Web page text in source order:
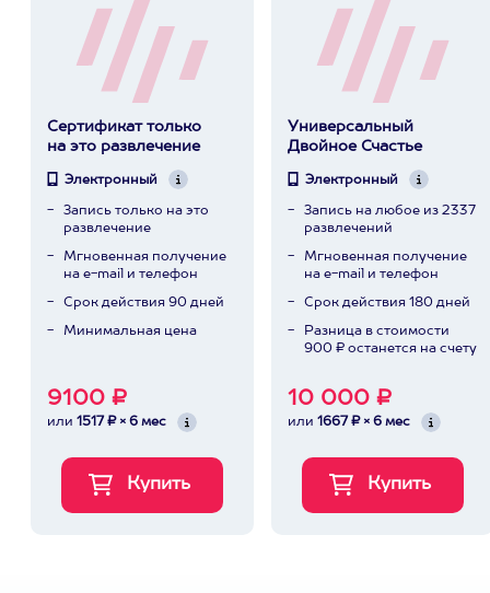
Сертификат только
на это развлечение
Электронный
Запись только на это
развлечение
Мгновенная получение
на e-mail и телефон
Срок действия 90 дней
Минимальная цена
9100 ₽
или 1517 ₽ × 6 мес
Универсальный
Двойное Счастье
Электронный
Запись на любое из 2337
развлечений
Мгновенная получение
на e-mail и телефон
Срок действия 180 дней
Разница в стоимости
900 ₽ останется на счету
10 000 ₽
или 1667 ₽ × 6 мес